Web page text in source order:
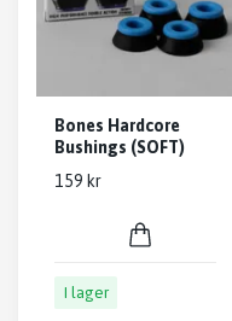
Bones Hardcore
Bushings (SOFT)
159 kr
I lager